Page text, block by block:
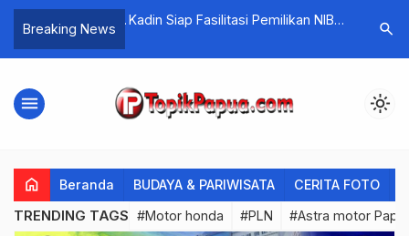
Breaking News
Dievakuasi ke
Kadin Siap Fasilitasi Pemilikan NIB
Alumisearch
menu light_mode
home Beranda BUDAYA & PARIWISATA CERITA FOTO
TRENDING TAGS #Motor honda #PLN #Astra motor